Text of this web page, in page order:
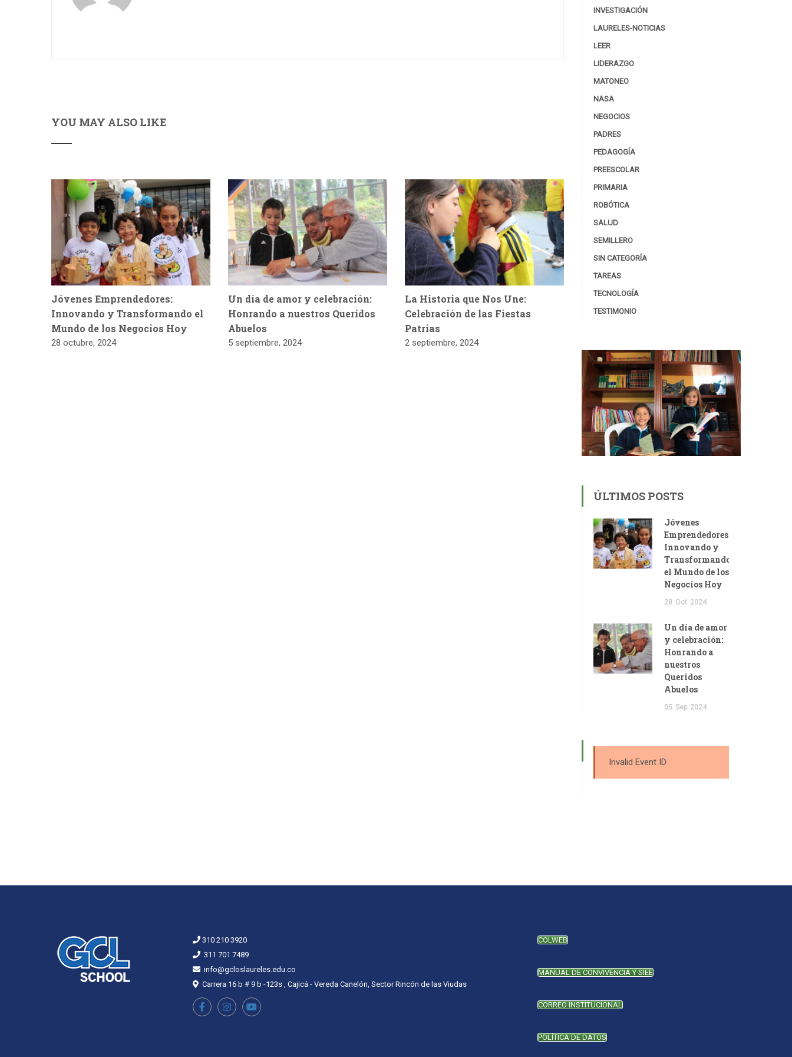
YOU MAY ALSO LIKE
Jóvenes Emprendedores:
Innovando y Transformando el
Mundo de los Negocios Hoy
28 octubre, 2024
Un día de amor y celebración:
Honrando a nuestros Queridos
Abuelos
5 septiembre, 2024
La Historia que Nos Une:
Celebración de las Fiestas
Patrias
2 septiembre, 2024
INVESTIGACIÓN
LAURELES-NOTICIAS
LEER
LIDERAZGO
MATONEO
NASA
NEGOCIOS
PADRES
PEDAGOGÍA
PREESCOLAR
PRIMARIA
ROBÓTICA
SALUD
SEMILLERO
SIN CATEGORÍA
TAREAS
TECNOLOGÍA
TESTIMONIO
ÚLTIMOS POSTS
Jóvenes
Emprendedores:
Innovando y
Transformando
el Mundo de los
Negocios Hoy
28 Oct 2024
Un día de amor
y celebración:
Honrando a
nuestros
Queridos
Abuelos
05 Sep 2024
Invalid Event ID
310 210 3920
311 701 7489
info@gcloslaureles.edu.co
Carrera 16 b # 9 b -123s , Cajicá - Vereda Canelón, Sector Rincón de las Viudas
COLWEB
MANUAL DE CONVIVENCIA Y SIEE
CORREO INSTITUCIONAL
POLÍTICA DE DATOS